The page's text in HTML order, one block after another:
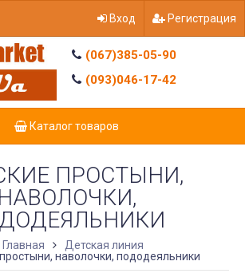
Вход Регистрация
(067)385-05-90
(093)046-17-42
Каталог товаров
ПРОСТЫНИ,
НАВОЛОЧКИ,
Главная
Детская линия
наволочки, пододеяльники